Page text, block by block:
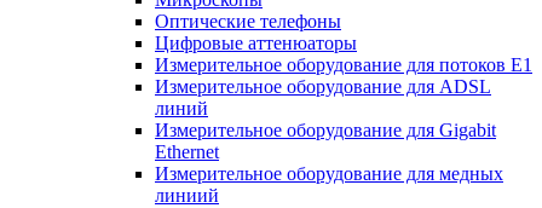
Оптические телефоны
Цифровые аттенюаторы
Измерительное оборудование для потоков Е1
Измерительное оборудование для ADSL
линий
Измерительное оборудование для Gigabit
Ethernet
Измерительное оборудование для медных
линиий